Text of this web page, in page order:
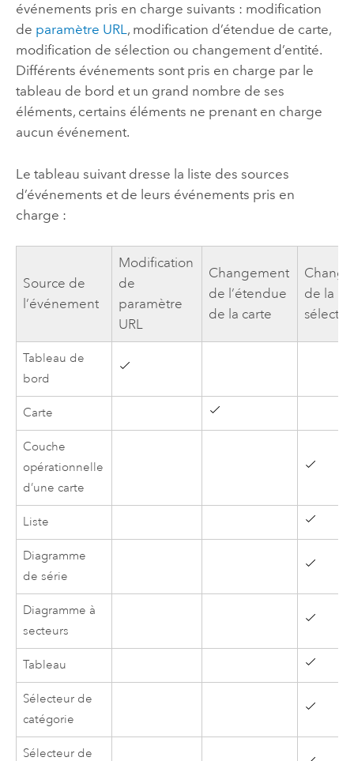
événements pris en charge suivants : modification
de paramètre URL, modification d’étendue de carte,
modification de sélection ou changement d’entité.
Différents événements sont pris en charge par le
tableau de bord et un grand nombre de ses
éléments, certains éléments ne prenant en charge
aucun événement.
Le tableau suivant dresse la liste des sources
d’événements et de leurs événements pris en
charge :
Source de
l’événement
Modification
de
paramètre
URL
Changement
de l’étendue
de la carte
de la
Tableau de
bord
Carte
Couche
opérationnelle
d’une carte
Liste
Diagramme
de série
Diagramme à
secteurs
Tableau
Sélecteur de
catégorie
Sélecteur de